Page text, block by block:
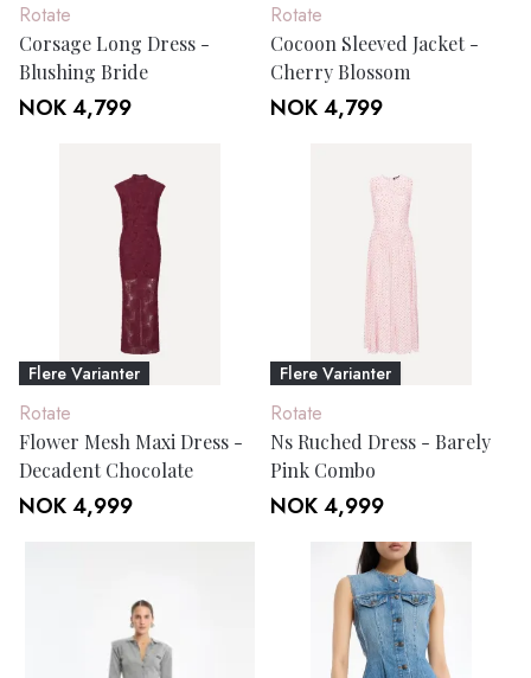
Rotate
Corsage Long Dress -
Blushing Bride
NOK 4,799
Rotate
Cocoon Sleeved Jacket -
Cherry Blossom
NOK 4,799
Flere Varianter
Rotate
Flower Mesh Maxi Dress -
Decadent Chocolate
NOK 4,999
Flere Varianter
Rotate
Ns Ruched Dress - Barely
Pink Combo
NOK 4,999